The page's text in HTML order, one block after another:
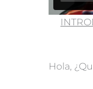
Hola,